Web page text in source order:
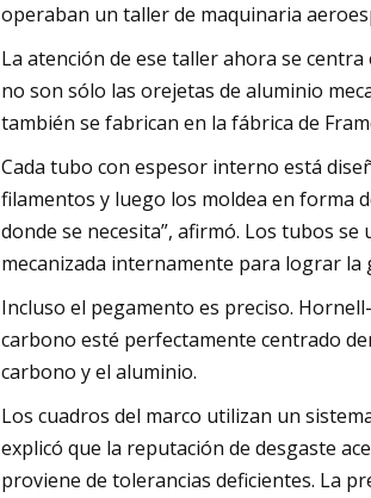
operaban un taller de maquinaria
La atención de ese taller ahora se
no son sólo las orejetas de aluminio
también se fabrican en la fábrica de
Cada tubo con espesor interno está
filamentos y luego los moldea en forma
donde se necesita”, afirmó. Los tubos
mecanizada internamente para lograr la
Incluso el pegamento es preciso.
carbono esté perfectamente centrado
carbono y el aluminio.
Los cuadros del marco utilizan un
explicó que la reputación de desgaste
proviene de tolerancias deficientes. La